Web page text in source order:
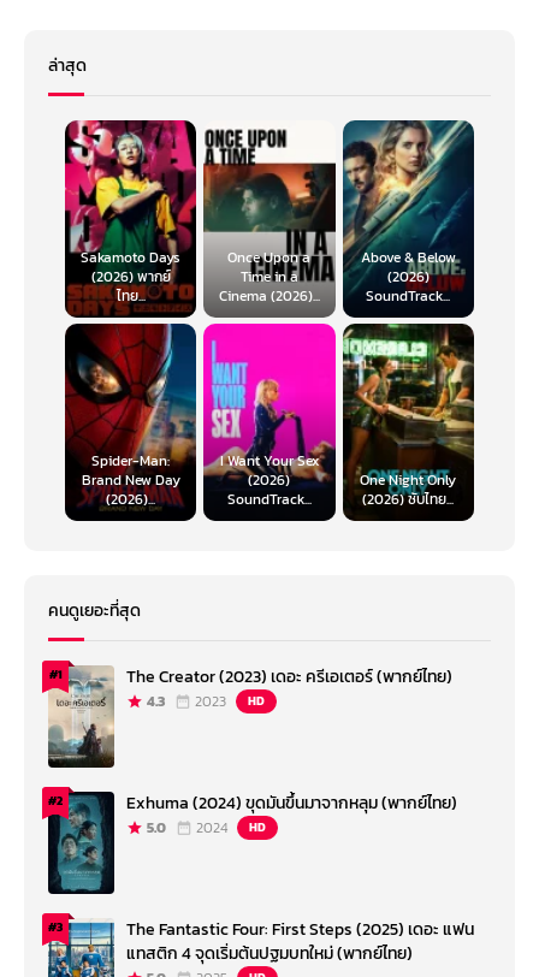
ล่าสุด
Sakamoto Days
(2026) พากย์
ไทย...
Once Upon a
Time in a
Cinema (2026)...
Above & Below
(2026)
SoundTrack...
Spider-Man:
Brand New Day
(2026)...
I Want Your Sex
(2026)
SoundTrack...
One Night Only
(2026) ซับไทย...
คนดูเยอะที่สุด
#1 The Creator (2023) เดอะ ครีเอเตอร์ (พากย์ไทย)
4.3 2023 HD
#2 Exhuma (2024) ขุดมันขึ้นมาจากหลุม (พากย์ไทย)
5.0 2024 HD
#3
The Fantastic Four: First Steps (2025) เดอะ แฟน
แทสติก 4 จุดเริ่มต้นปฐมบทใหม่ (พากย์ไทย)